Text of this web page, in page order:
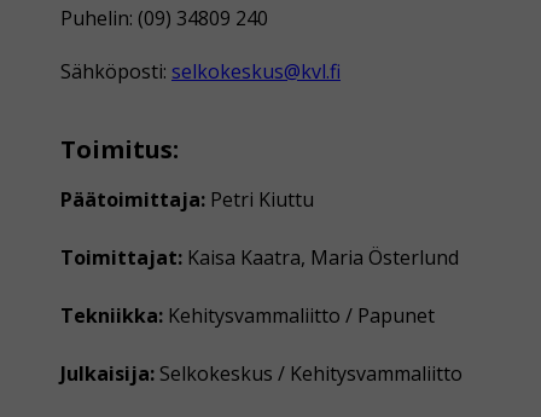
Puhelin: (09) 34809 240
Sähköposti: selkokeskus@kvl.fi
Toimitus:
Päätoimittaja: Petri Kiuttu
Toimittajat: Kaisa Kaatra, Maria Österlund
Tekniikka: Kehitysvammaliitto / Papunet
Julkaisija: Selkokeskus / Kehitysvammaliitto